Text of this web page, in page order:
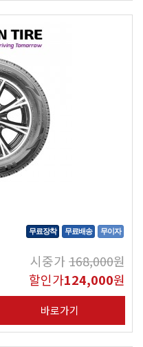
무료장착 무료배송 무이자
시중가168,000원
할인가124,000원
바로가기